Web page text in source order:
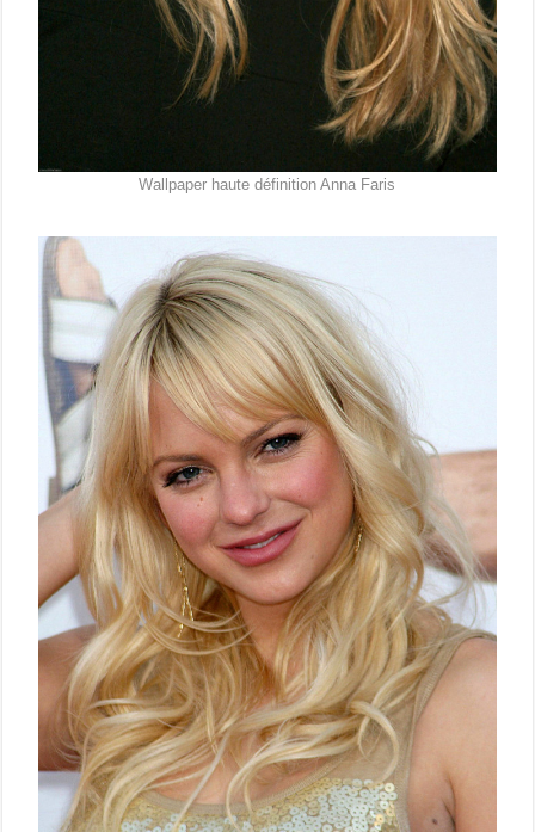
Wallpaper haute définition Anna Faris